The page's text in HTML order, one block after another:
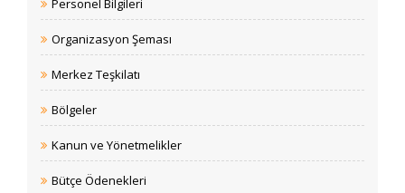
Personel Bilgileri
Organizasyon Şeması
Merkez Teşkilatı
Bölgeler
Kanun ve Yönetmelikler
Bütçe Ödenekleri